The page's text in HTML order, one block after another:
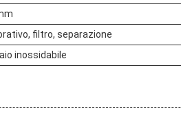
filtro, separazione
inossidabile